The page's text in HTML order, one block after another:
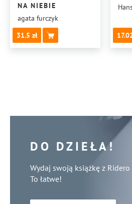
NA NIEBIE
agata furczyk
31.5
DO DZIEŁA!
Wydaj swoją książkę z Ridero
To łatwe!